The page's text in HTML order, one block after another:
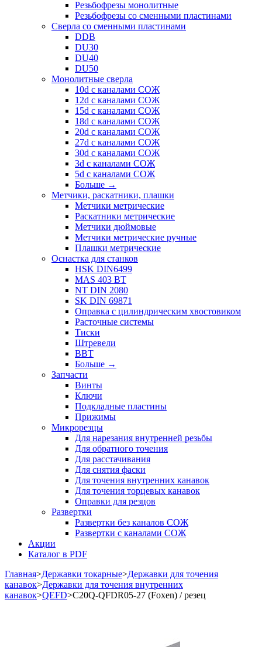
Резьбофрезы монолитные
Резьбофрезы со сменными пластинами
Сверла со сменными пластинами
DDB
DU30
DU40
DU50
Монолитные сверла
10d с каналами СОЖ
12d с каналами СОЖ
15d с каналами СОЖ
18d с каналами СОЖ
20d с каналами СОЖ
27d с каналами СОЖ
30d с каналами СОЖ
3d с каналами СОЖ
5d с каналами СОЖ
Больше →
Метчики, раскатники, плашки
Метчики метрические
Раскатники метрические
Метчики дюймовые
Метчики метрические ручные
Плашки метрические
Оснастка для станков
HSK DIN6499
MAS 403 BT
NT DIN 2080
SK DIN 69871
Оправка с цилиндрическим хвостовиком
Расточные системы
Тиски
Штревели
BBT
Больше →
Запчасти
Винты
Ключи
Подкладные пластины
Прижимы
Микрорезцы
Для нарезания внутренней резьбы
Для обратного точения
Для расстачивания
Для снятия фаски
Для точения внутренних канавок
Для точения торцевых канавок
Оправки для резцов
Развертки
Развертки без каналов СОЖ
Развертки с каналами СОЖ
Акции
Каталог в PDF
Главная>Державки токарные>Державки для точения
канавок>Державки для точения внутренних
канавок>QEFD>C20Q-QFDR05-27 (Foxen) / резец